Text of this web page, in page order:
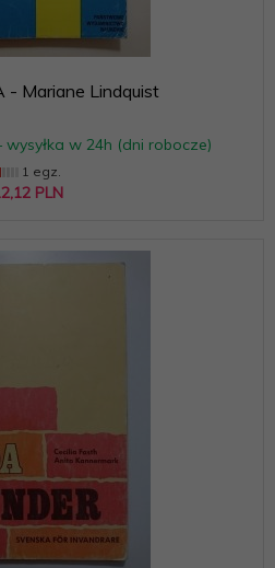
- Mariane Lindquist
w 24h (dni robocze)
1 egz.
12 PLN